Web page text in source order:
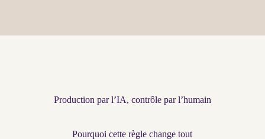
Production par l’IA, contrôle par l’humain
Pourquoi cette règle change tout